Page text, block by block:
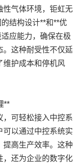
性气体环境，钜虹无
结构设计**和**优
应能力，确保在极
。这种耐受性不仅延
维护成本和停机风
**
，可轻松接入中控系
可以通过中控系统实
提高生产效率。这种
，还为企业的数字化